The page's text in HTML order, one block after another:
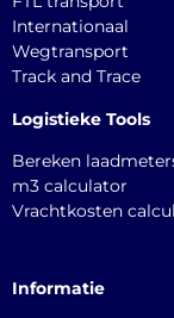
Internationaal
Wegtransport
Track and Trace
Logistieke Tools
Bereken
m3 calculator
Vrachtkosten
Informatie